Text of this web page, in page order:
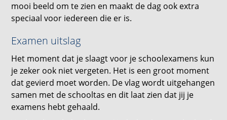
mooi beeld om te zien en maakt de dag ook extra
speciaal voor iedereen die er is.
Examen uitslag
Het moment dat je slaagt voor je schoolexamens kun
je zeker ook niet vergeten. Het is een groot moment
dat gevierd moet worden. De vlag wordt uitgehangen
samen met de schooltas en dit laat zien dat jij je
examens hebt gehaald.